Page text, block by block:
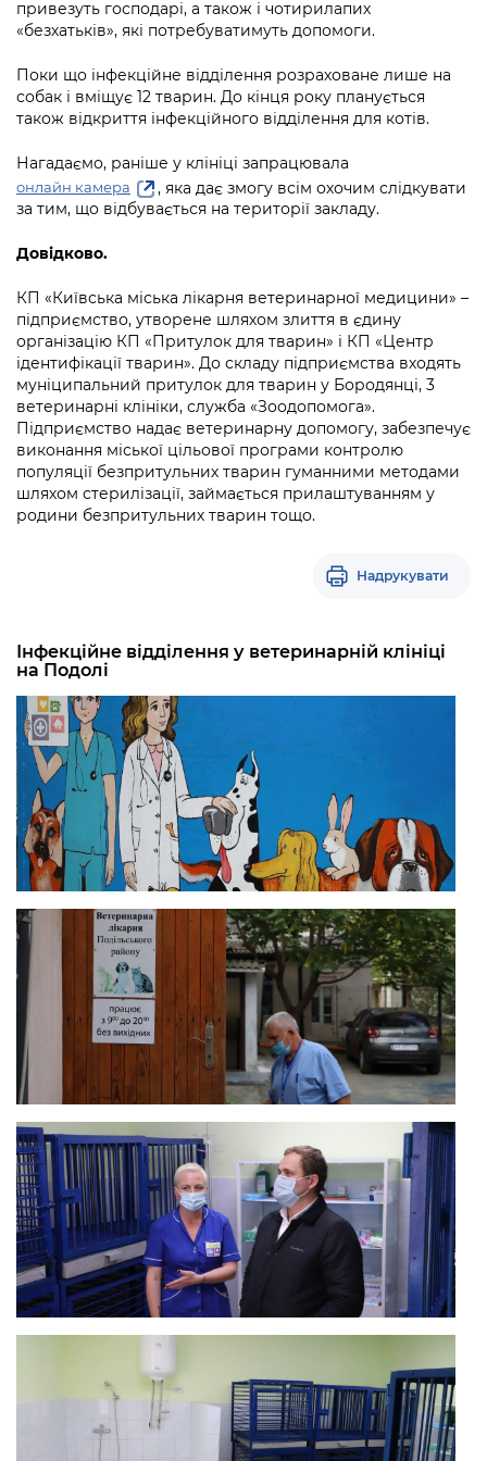
Підприємства, установи, організації
Річні звіти
Безбар'єрність
Портал Захисників та Захисниць
Безбар'єрність
Портал послуг
Міський застосунок Київ Цифровий
Важливе під час воєнного стану
Уряд» – місцевий рівень»
Про відкриті дані
Портал даних Києва
Публічні дашборди
привезуть господарі, а також і чотирилапих
«безхатьків», які потребуватимуть допомоги.
Поки що інфекційне відділення розраховане лише на
собак і вміщує 12 тварин. До кінця року планується
також відкриття інфекційного відділення для котів.
Нагадаємо, раніше у клініці запрацювала
онлайн камера
, яка дає змогу всім охочим слідкувати
за тим, що відбувається на території закладу.
Довідково.
КП «Київська міська лікарня ветеринарної медицини» –
підприємство, утворене шляхом злиття в єдину
організацію КП «Притулок для тварин» і КП «Центр
ідентифікації тварин». До складу підприємства входять
муніципальний притулок для тварин у Бородянці, 3
ветеринарні клініки, служба «Зоодопомога».
Підприємство надає ветеринарну допомогу, забезпечує
виконання міської цільової програми контролю
популяції безпритульних тварин гуманними методами
шляхом стерилізації, займається прилаштуванням у
родини безпритульних тварин тощо.
Надрукувати
Інфекційне відділення у ветеринарній клініці
на Подолі